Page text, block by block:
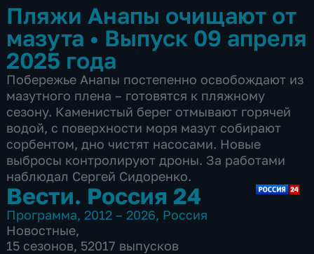
Пляжи Анапы очищают от
мазута • Выпуск 09 апреля
2025 года
Побережье Анапы постепенно освобождают из
мазутного плена – готовятся к пляжному
сезону. Каменистый берег отмывают горячей
водой, с поверхности моря мазут собирают
сорбентом, дно чистят насосами. Новые
выбросы контролируют дроны. За работами
наблюдал Сергей Сидоренко.
Вести. Россия 24
Программа, 2012 – 2026, Россия
Новостные,
15 сезонов, 52017 выпусков